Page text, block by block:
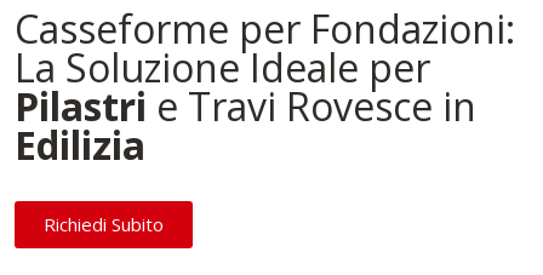
Casseforme per Fondazioni:
La Soluzione Ideale per
Pilastri e Travi Rovesce in
Edilizia
Richiedi Subito